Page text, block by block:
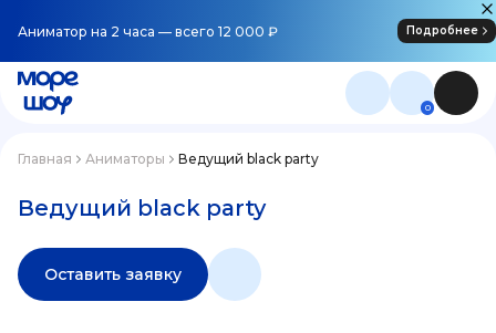
Аниматор на 2 часа — всего 12 000 ₽ Подробнее
0
Главная Аниматоры Ведущий black party
Ведущий black party
Оставить заявку